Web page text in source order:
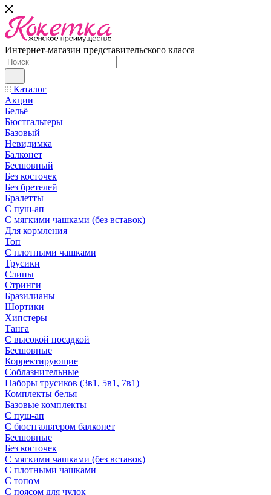
Интернет-магазин представительского класса
Каталог
Акции
Бельё
Бюстгальтеры
Базовый
Невидимка
Балконет
Бесшовный
Без косточек
Без бретелей
Бралетты
С пуш-ап
С мягкими чашками (без вставок)
Для кормления
Топ
С плотными чашками
Трусики
Слипы
Стринги
Бразилианы
Шортики
Хипстеры
Танга
С высокой посадкой
Бесшовные
Корректирующие
Соблазнительные
Наборы трусиков (3в1, 5в1, 7в1)
Комплекты белья
Базовые комплекты
С пуш-ап
С бюстгальтером балконет
Бесшовные
Без косточек
С мягкими чашками (без вставок)
С плотными чашками
С топом
С поясом для чулок